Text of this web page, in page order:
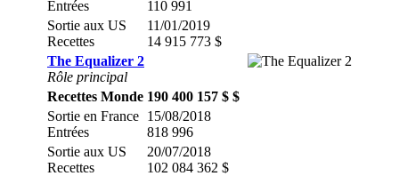
Entrées
110 991
Sortie aux US
Recettes
11/01/2019
14 915 773 $
The Equalizer 2
Rôle principal
Recettes Monde 190 400 157 $ $
Sortie en France
Entrées
15/08/2018
818 996
Sortie aux US
Recettes
20/07/2018
102 084 362 $